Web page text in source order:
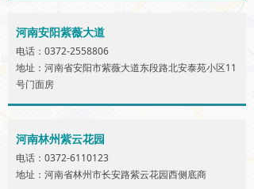
河南安阳紫薇大道
电话：0372-2558806
地址：河南省安阳市紫薇大道东段路北安泰苑小区11
号门面房
河南林州紫云花园
电话：0372-6110123
地址：河南省林州市长安路紫云花园西侧底商